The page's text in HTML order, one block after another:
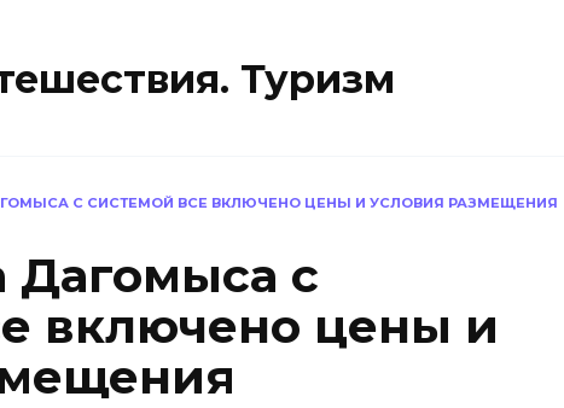
Туризм
С СИСТЕМОЙ ВСЕ ВКЛЮЧЕНО ЦЕНЫ И УСЛОВИЯ РАЗМЕЩЕНИЯ
Дагомыса с
включено цены и